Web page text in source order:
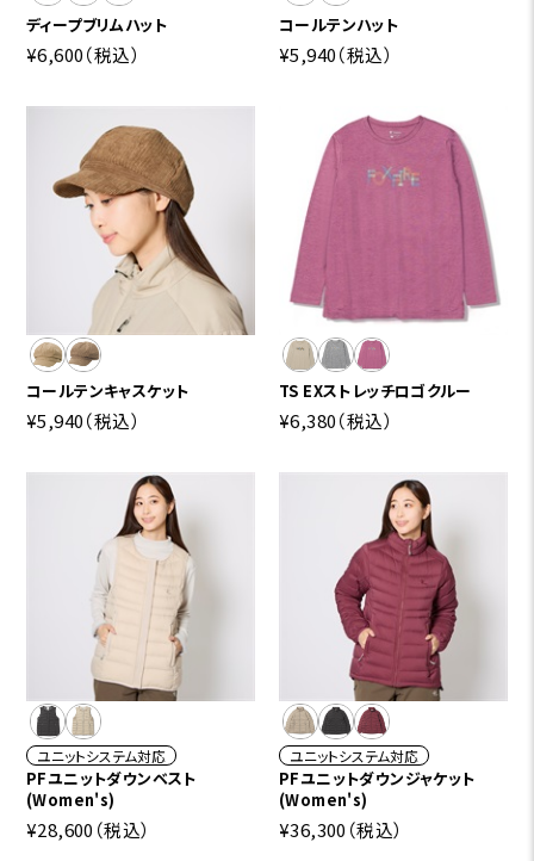
ディープブリムハット
¥6,600（税込）
コールテンハット
¥5,940（税込）
コールテンキャスケット
¥5,940（税込）
TS EXストレッチロゴクルー
¥6,380（税込）
ユニットシステム対応
PFユニットダウンベスト
(Women's)
¥28,600 （税込）
ユニットシステム対応
PFユニットダウンジャケット
(Women's)
¥36,300 （税込）